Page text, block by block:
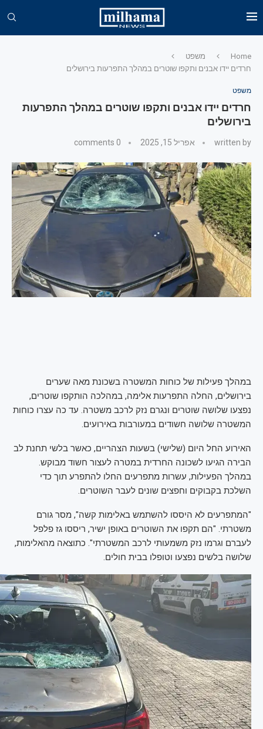
Home
משפט
חרדים יידו אבנים ותקפו שוטרים במהלך התפרעות בירושלים
משפט
חרדים יידו אבנים ותקפו שוטרים במהלך התפרעות
בירושלים
written by אפריל 15, 2025 0 comments
במהלך פעילות של כוחות המשטרה בשכונת מאה שערים
בירושלים, החלה התפרעות אלימה, במהלכה הותקפו שוטרים,
נפצעו שלושה שוטרים ונגרם נזק לרכב משטרה. עד כה עצרו כוחות
המשטרה שלושה חשודים במעורבות באירועים.
האירוע החל היום (שלישי) בשעות הצהריים, כאשר בלשי תחנת לב
הבירה הגיעו לשכונה החרדית במטרה לעצור חשוד מבוקש.
במהלך הפעילות, עשרות מתפרעים החלו להתפרע תוך כדי
השלכת בקבוקים וחפצים שונים לעבר השוטרים.
"המתפרעים לא היססו להשתמש באלימות קשה", מסר גורם
משטרתי. "הם תקפו את השוטרים באופן ישיר, ריססו גז פלפל
לעברם וגרמו נזק משמעותי לרכב המשטרתי". כתוצאה מהאלימות,
שלושה בלשים נפצעו וטופלו בבית חולים.